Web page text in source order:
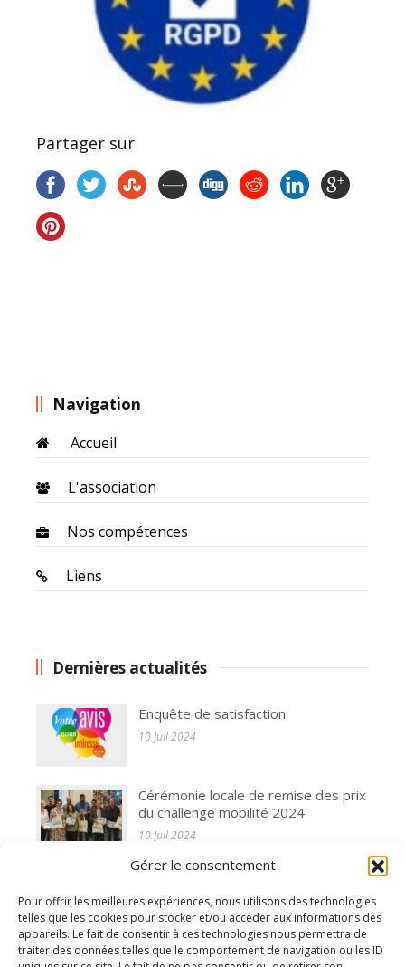
Gérer le consentement
Pour offrir les meilleures expériences, nous utilisons des technologies
telles que les cookies pour stocker et/ou accéder aux informations des
appareils. Le fait de consentir à ces technologies nous permettra de
traiter des données telles que le comportement de navigation ou les ID
Partager sur
Navigation
Accueil
L'association
Nos compétences
Liens
Dernières actualités
Enquête de satisfaction
10 Juil 2024
Cérémonie locale de remise des prix
du challenge mobilité 2024
10 Juil 2024
s'est réunie le 31 mai 2024
10 Juil 2024
Enquête de satisfaction